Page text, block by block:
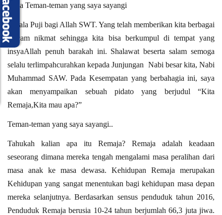
Serta Teman-teman yang saya sayangi
Segala Puji bagi Allah SWT. Yang telah memberikan kita berbagai
macam nikmat sehingga kita bisa berkumpul di tempat yang
insyaAllah penuh barakah ini. Shalawat beserta salam semoga
selalu terlimpahcurahkan kepada Junjungan Nabi besar kita, Nabi
Muhammad SAW. Pada Kesempatan yang berbahagia ini, saya
akan menyampaikan sebuah pidato yang berjudul “Kita
Remaja,Kita mau apa?”
Teman-teman yang saya sayangi..
Tahukah kalian apa itu Remaja? Remaja adalah keadaan
seseorang dimana mereka tengah mengalami masa peralihan dari
masa anak ke masa dewasa. Kehidupan Remaja merupakan
Kehidupan yang sangat menentukan bagi kehidupan masa depan
mereka selanjutnya. Berdasarkan sensus penduduk tahun 2016,
Penduduk Remaja berusia 10-24 tahun berjumlah 66,3 juta jiwa.